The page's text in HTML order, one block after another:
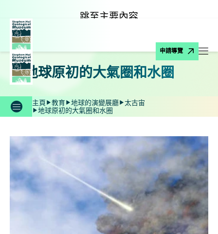
跳至主要內容
申請導覽
地球原初的大氣圈和水圈
主頁 教育 地球的演變展廳
太古宙
地球原初的大氣圈和水圈